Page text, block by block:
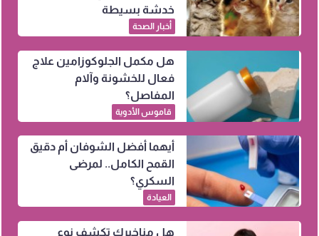
خدشة بسيطة
أخبار الصحة
هل مكمل الجلوكوزامين علاج
فعال للخشونة وآلام
المفاصل؟
قاموس الأدوية
أيهما أفضل الشوفان أم دقيق
القمح الكامل.. لمرضى
السكري؟
العيادة
هل مناخيرك تكشف نوع